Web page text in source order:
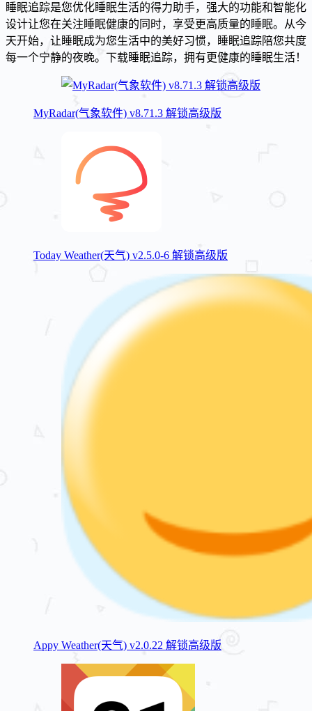
睡眠追踪是您优化睡眠生活的得力助手，强大的功能和智能化
设计让您在关注睡眠健康的同时，享受更高质量的睡眠。从今
天开始，让睡眠成为您生活中的美好习惯，睡眠追踪陪您共度
每一个宁静的夜晚。下载睡眠追踪，拥有更健康的睡眠生活！
MyRadar(气象软件) v8.71.3 解锁高级版
Today Weather(天气) v2.5.0-6 解锁高级版
Appy Weather(天气) v2.0.22 解锁高级版